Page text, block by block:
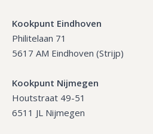
Kookpunt Eindhoven
Philitelaan 71
5617 AM Eindhoven (Strijp)
Kookpunt Nijmegen
Houtstraat 49-51
6511 JL Nijmegen